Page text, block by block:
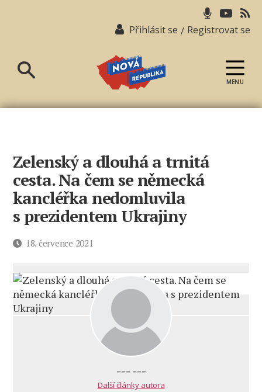
Přihlásit se / Registrovat se
republika
MENU
Zelenský a dlouhá a trnitá
cesta. Na čem se německá
kancléřka nedomluvila
s prezidentem Ukrajiny
Datum18. července 2021
--- ---
Další články autora